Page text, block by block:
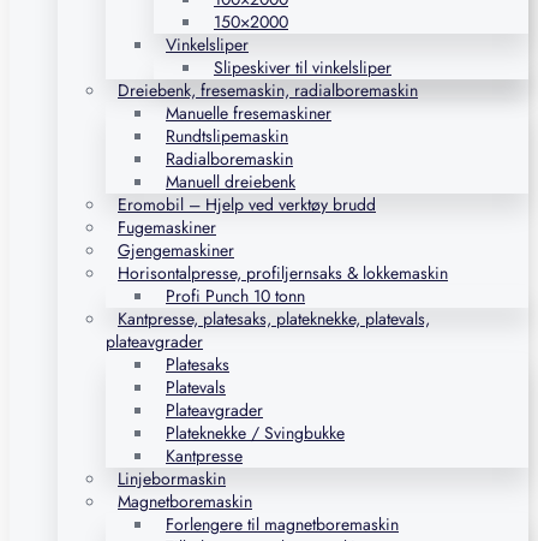
150×2000
Vinkelsliper
Slipeskiver til vinkelsliper
Dreiebenk, fresemaskin, radialboremaskin
Manuelle fresemaskiner
Rundtslipemaskin
Radialboremaskin
Manuell dreiebenk
Eromobil – Hjelp ved verktøy brudd
Fugemaskiner
Gjengemaskiner
Horisontalpresse, profiljernsaks & lokkemaskin
Profi Punch 10 tonn
Kantpresse, platesaks, plateknekke, platevals,
plateavgrader
Platesaks
Platevals
Plateavgrader
Plateknekke / Svingbukke
Kantpresse
Linjebormaskin
Magnetboremaskin
Forlengere til magnetboremaskin